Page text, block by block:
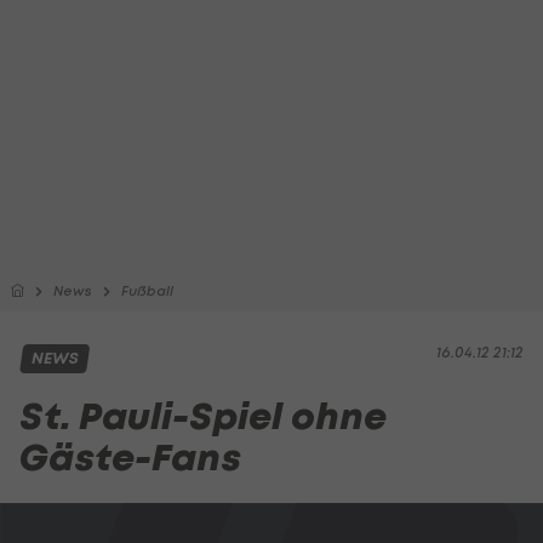
News Fußball
16.04.12 21:12
NEWS
St. Pauli-Spiel ohne
Gäste-Fans